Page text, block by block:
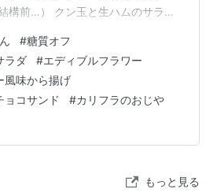
構前…） クン玉と生ハムのサラダ
糖質塩パンの板チョコサンド カ
こと エディブルフラワーの冷蔵庫
ムのサラダ 〇燻製卵・生ハム・
・プチトマト・パセリ・エイブル
レッシング お皿にちぎったレタス
。生ハムと…
#糖質オフ
ラダ #エディブルフラワー
風味から揚げ
ョコサンド #カリフラのおじや
もっと見る